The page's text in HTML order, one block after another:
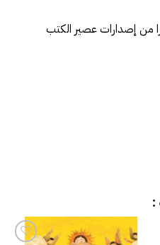
من إصدارات عصير الكتب
: